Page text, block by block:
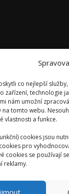
co nejlepší
zařízení, technologie
nám umožní
na tomto webu.
vlastnosti a funkce.
cookies jsou
pro
cookies se používají
reklamy.